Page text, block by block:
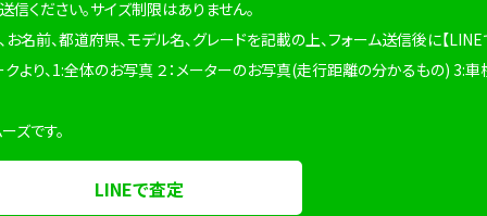
ください。サイズ制限はありません。
名前、都道府県、モデル名、グレードを記載の上、フォーム送信後に【LINE
クより、1:全体のお写真 ２：メーターのお写真(走行距離の分かるもの) 3:車
ズです。
LINEで査定